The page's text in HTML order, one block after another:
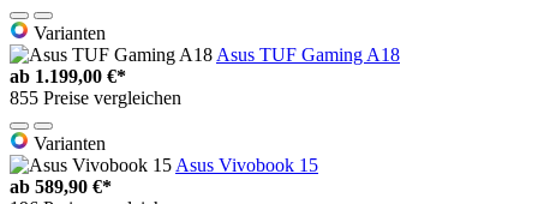
Varianten
Asus TUF Gaming A18
ab 1.199,00 €*
855 Preise vergleichen
Varianten
Asus Vivobook 15
ab 589,90 €*